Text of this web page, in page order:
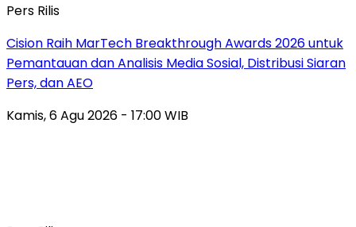
Pers Rilis
Cision Raih MarTech Breakthrough Awards 2026 untuk
Pemantauan dan Analisis Media Sosial, Distribusi Siaran
Pers, dan AEO
Kamis, 6 Agu 2026 - 17:00 WIB